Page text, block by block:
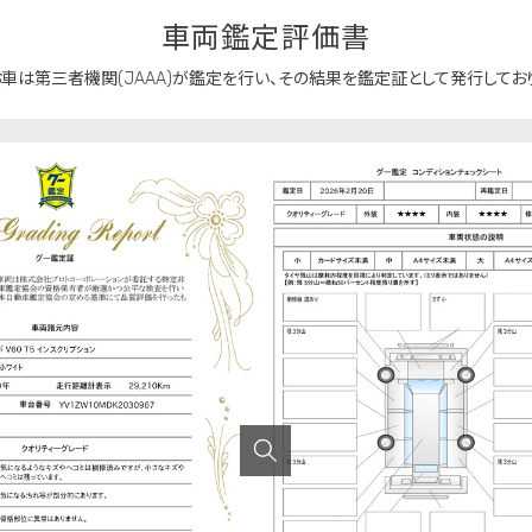
車両鑑定評価書
は第三者機関(JAAA)が鑑定を行い、その結果を鑑定証として発行してお